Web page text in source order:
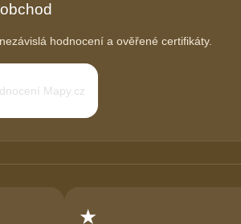
hodnocení a ověřené certifikáty.
★